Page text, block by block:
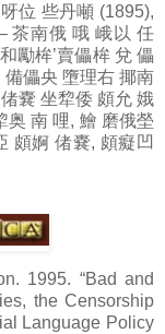
位 些丹噸 (1895),
茶南俄 哦 峨以 任
勵桙’賣儡桙 兌 儡
儡央 墮理右 揶南
嚢 坐犂倭 頗允 娥
奥 南 哩, 鱠 磨俄塋
頗婀 偖嚢, 頗癡凹
1995. “Bad and
the Censorship
Language Policy